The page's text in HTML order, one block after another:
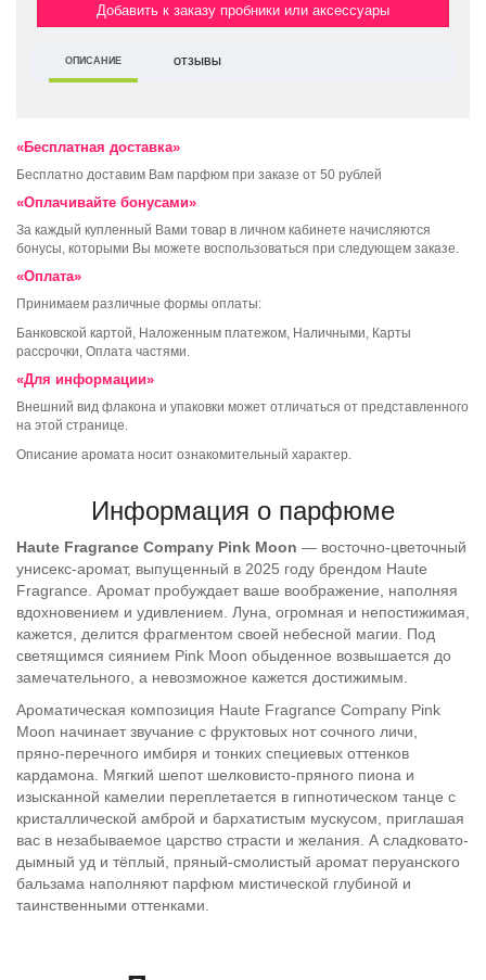
Добавить к заказу пробники или аксессуары
ОПИСАНИЕ ОТЗЫВЫ
«Бесплатная доставка»
Бесплатно доставим Вам парфюм при заказе от 50 рублей
«Оплачивайте бонусами»
За каждый купленный Вами товар в личном кабинете начисляются
бонусы, которыми Вы можете воспользоваться при следующем заказе.
«Оплата»
Принимаем различные формы оплаты:
Банковской картой, Наложенным платежом, Наличными, Карты
рассрочки, Оплата частями.
«Для информации»
Внешний вид флакона и упаковки может отличаться от представленного
на этой странице.
Описание аромата носит ознакомительный характер.
Информация о парфюме
Haute Fragrance Company Pink Moon — восточно-цветочный
унисекс-аромат, выпущенный в 2025 году брендом Haute
Fragrance. Аромат пробуждает ваше воображение, наполняя
вдохновением и удивлением. Луна, огромная и непостижимая,
кажется, делится фрагментом своей небесной магии. Под
светящимся сиянием Pink Moon обыденное возвышается до
замечательного, а невозможное кажется достижимым.
Ароматическая композиция Haute Fragrance Company Pink
Moon начинает звучание с фруктовых нот сочного личи,
пряно-перечного имбиря и тонких специевых оттенков
кардамона. Мягкий шепот шелковисто-пряного пиона и
изысканной камелии переплетается в гипнотическом танце с
кристаллической амброй и бархатистым мускусом, приглашая
вас в незабываемое царство страсти и желания. А сладковато-
дымный уд и тёплый, пряный-смолистый аромат перуанского
бальзама наполняют парфюм мистической глубиной и
таинственными оттенками.